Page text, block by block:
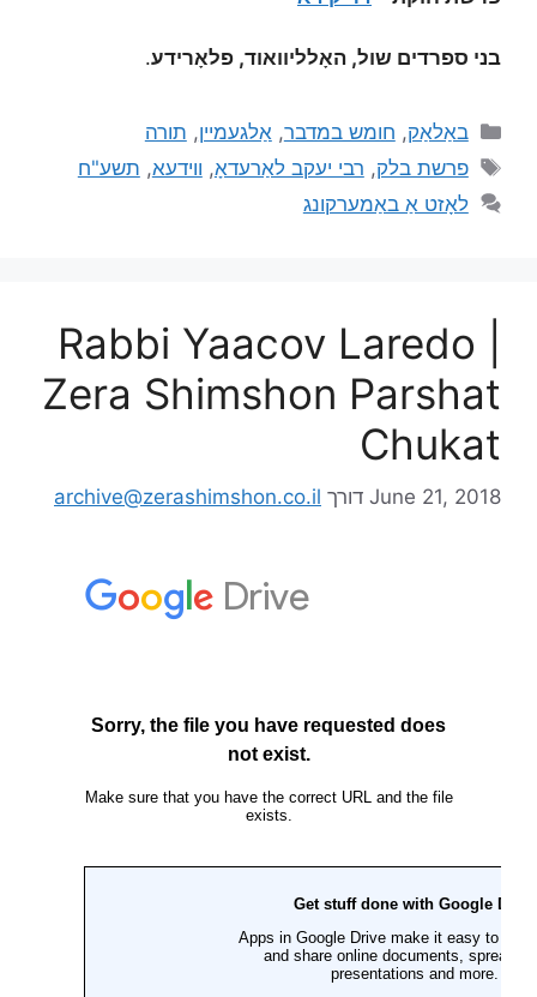
בני ספרדים שול, האָלליוואוד, פלאָרידע.
באַלאַק, חומש במדבר, אַלגעמיין, תורה
פרשת בלק, רבי יעקב לאַרעדאָ, ווידעא, תשע"ח
לאָזט אַ באַמערקונג
Rabbi Yaacov Laredo |
Zera Shimshon Parshat
Chukat
June 21, 2018 דורך archive@zerashimshon.co.il